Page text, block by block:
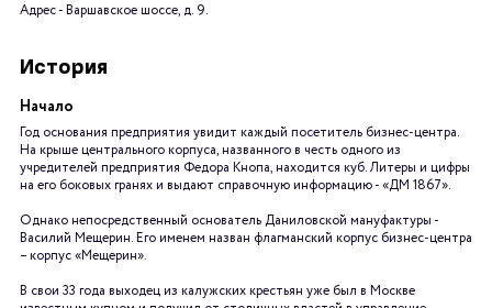
Адрес - Варшавское шоссе, д. 9.
История
Начало
Год основания предприятия увидит каждый посетитель бизнес-центра.
На крыше центрального корпуса, названного в честь одного из
учредителей предприятия Федора Кнопа, находится куб. Литеры и цифры
на его боковых гранях и выдают справочную информацию - «ДМ 1867».
Однако непосредственный основатель Даниловской мануфактуры -
Василий Мещерин. Его именем назван флагманский корпус бизнес-центра
– корпус «Мещерин».
В свои 33 года выходец из калужских крестьян уже был в Москве